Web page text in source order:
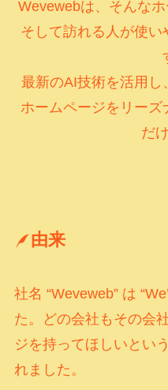
Wevewebは、そんなホ
そして訪れる人が使い
最新のAI技術を活用し
ホームページをリー
だ
由来
社名 “Weveweb” は
た。どの会社もその会
ジを持ってほしいとい
れました。